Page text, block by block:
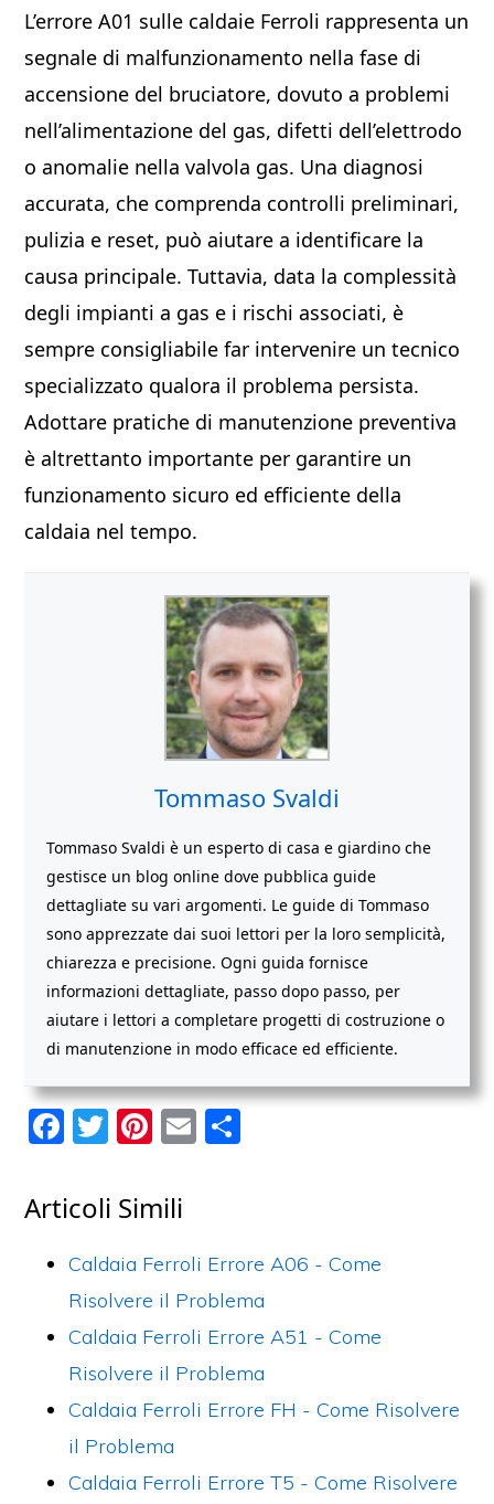
L’errore A01 sulle caldaie Ferroli rappresenta un
segnale di malfunzionamento nella fase di
accensione del bruciatore, dovuto a problemi
nell’alimentazione del gas, difetti dell’elettrodo
o anomalie nella valvola gas. Una diagnosi
accurata, che comprenda controlli preliminari,
pulizia e reset, può aiutare a identificare la
causa principale. Tuttavia, data la complessità
degli impianti a gas e i rischi associati, è
sempre consigliabile far intervenire un tecnico
specializzato qualora il problema persista.
Adottare pratiche di manutenzione preventiva
è altrettanto importante per garantire un
funzionamento sicuro ed efficiente della
caldaia nel tempo.
Tommaso Svaldi
Tommaso Svaldi è un esperto di casa e giardino che
gestisce un blog online dove pubblica guide
dettagliate su vari argomenti. Le guide di Tommaso
sono apprezzate dai suoi lettori per la loro semplicità,
chiarezza e precisione. Ogni guida fornisce
informazioni dettagliate, passo dopo passo, per
aiutare i lettori a completare progetti di costruzione o
di manutenzione in modo efficace ed efficiente.
F
c
e
b
o
o
k
T
itt
er
Pi
er
e
st
E
vi
di
Articoli Simili
Caldaia Ferroli Errore A06 - Come
Risolvere il Problema​
Caldaia Ferroli Errore A51 - Come
Risolvere il Problema​
Caldaia Ferroli Errore FH - Come Risolvere
il Problema​
Caldaia Ferroli Errore T5 - Come Risolvere